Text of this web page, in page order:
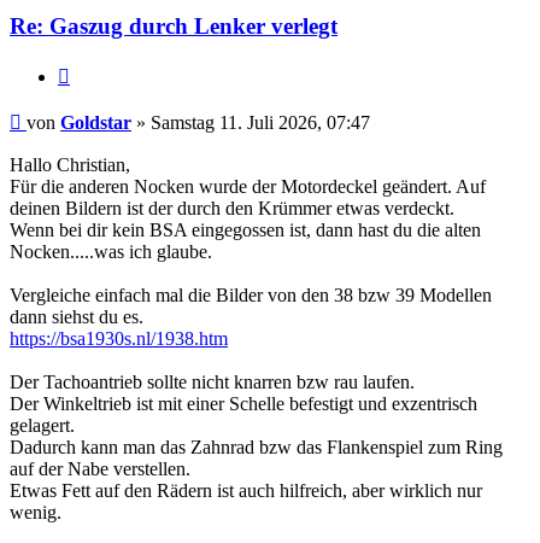
Re: Gaszug durch Lenker verlegt
Beitrag
von Goldstar » Samstag 11. Juli 2026, 07:47
Hallo Christian,
Für die anderen Nocken wurde der Motordeckel geändert. Auf
deinen Bildern ist der durch den Krümmer etwas verdeckt.
Wenn bei dir kein BSA eingegossen ist, dann hast du die alten
Nocken.....was ich glaube.
Vergleiche einfach mal die Bilder von den 38 bzw 39 Modellen
dann siehst du es.
https://bsa1930s.nl/1938.htm
Der Tachoantrieb sollte nicht knarren bzw rau laufen.
Der Winkeltrieb ist mit einer Schelle befestigt und exzentrisch
gelagert.
Dadurch kann man das Zahnrad bzw das Flankenspiel zum Ring
auf der Nabe verstellen.
Etwas Fett auf den Rädern ist auch hilfreich, aber wirklich nur
wenig.